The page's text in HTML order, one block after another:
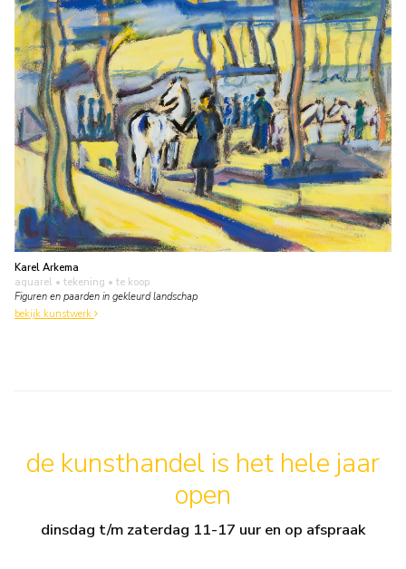
Karel Arkema
aquarel • tekening • te koop
Figuren en paarden in gekleurd landschap
bekijk kunstwerk
de kunsthandel is het hele jaar
open
dinsdag t/m zaterdag 11-17 uur en op afspraak